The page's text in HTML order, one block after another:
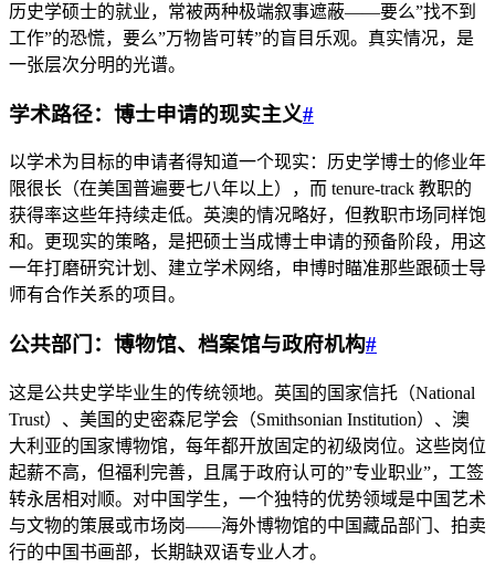
历史学硕士的就业，常被两种极端叙事遮蔽——要么”找不到
工作”的恐慌，要么”万物皆可转”的盲目乐观。真实情况，是
一张层次分明的光谱。
学术路径：博士申请的现实主义#
以学术为目标的申请者得知道一个现实：历史学博士的修业年
限很长（在美国普遍要七八年以上），而 tenure-track 教职的
获得率这些年持续走低。英澳的情况略好，但教职市场同样饱
和。更现实的策略，是把硕士当成博士申请的预备阶段，用这
一年打磨研究计划、建立学术网络，申博时瞄准那些跟硕士导
师有合作关系的项目。
公共部门：博物馆、档案馆与政府机构#
这是公共史学毕业生的传统领地。英国的国家信托（National
Trust）、美国的史密森尼学会（Smithsonian Institution）、澳
大利亚的国家博物馆，每年都开放固定的初级岗位。这些岗位
起薪不高，但福利完善，且属于政府认可的”专业职业”，工签
转永居相对顺。对中国学生，一个独特的优势领域是中国艺术
与文物的策展或市场岗——海外博物馆的中国藏品部门、拍卖
行的中国书画部，长期缺双语专业人才。